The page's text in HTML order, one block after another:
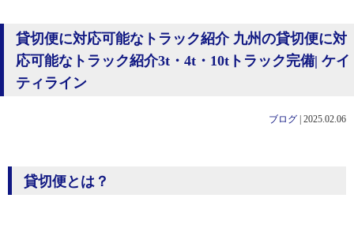
貸切便に対応可能なトラック紹介 九州の貸切便に対
応可能なトラック紹介3t・4t・10tトラック完備| ケイ
ティライン
ブログ 2025.02.06
貸切便とは？